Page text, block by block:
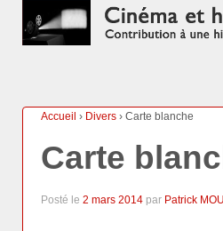
Accueil › Divers › Carte blanche
Carte
Posté le 2 mars 2014 par Patrick